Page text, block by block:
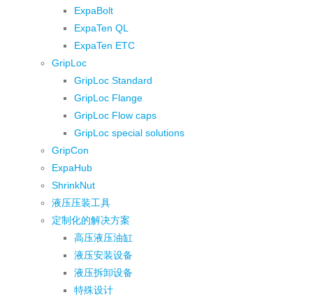
ExpaBolt
ExpaTen QL
ExpaTen ETC
GripLoc
GripLoc Standard
GripLoc Flange
GripLoc Flow caps
GripLoc special solutions
GripCon
ExpaHub
ShrinkNut
液压压装工具
定制化的解决方案
高压液压油缸
液压安装设备
液压拆卸设备
特殊设计